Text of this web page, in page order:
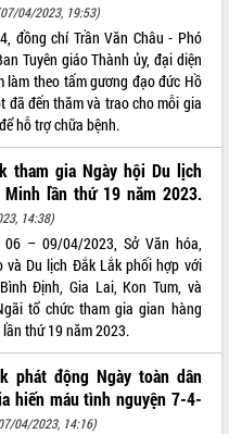
04/2023, 19:53)
đồng chí Trần Văn Châu - Phó
Tuyên giáo Thành ủy, đại diện
làm theo tấm gương đạo đức Hồ
đã đến thăm và trao cho mỗi gia
hỗ trợ chữa bệnh.
tham gia Ngày hội Du lịch
Minh lần thứ 19 năm 2023.
14:38)
06 – 09/04/2023, Sở Văn hóa,
và Du lịch Đắk Lắk phối hợp với
Định, Gia Lai, Kon Tum, và
tổ chức tham gia gian hàng
thứ 19 năm 2023.
phát động Ngày toàn dân
hiến máu tình nguyện 7-4-
04/2023, 14:16)